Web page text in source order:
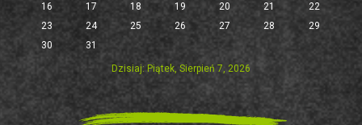
16
17 18 19 20 21
22
23
24 25 26 27 28
29
30
31
Dzisiaj: Piątek, Sierpień 7, 2026